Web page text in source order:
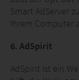
Smart AdServer
Ihrem Computer
6. AdSpirit
AdSpirit ist ein